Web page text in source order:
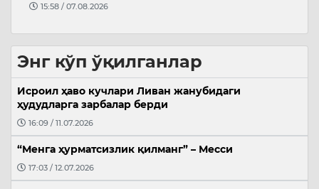
15:58 / 07.08.2026
Энг кўп ўқилганлар
Исроил ҳаво кучлари Ливан жанубидаги
ҳудудларга зарбалар берди
16:09 / 11.07.2026
“Менга ҳурматсизлик қилманг” – Месси
17:03 / 12.07.2026